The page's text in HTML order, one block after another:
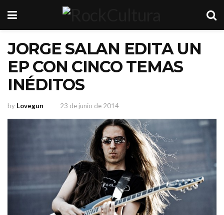
JORGE SALAN EDITA UN
EP CON CINCO TEMAS
INÉDITOS
by Lovegun 23 de junio de 2014